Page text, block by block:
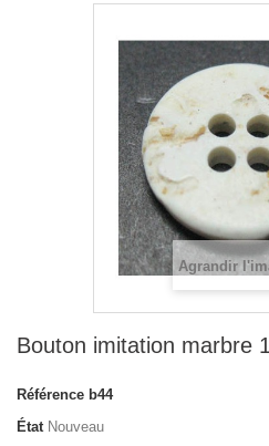
Agrandir
Bouton imitation marbre
Référence b44
État Nouveau